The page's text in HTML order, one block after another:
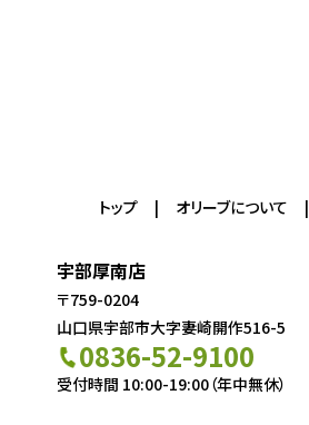
トップ オリーブについて
宇部厚南店
〒759-0204
山口県宇部市大字妻崎開作516-5
0836-52-9100
受付時間 10:00-19:00（年中無休）